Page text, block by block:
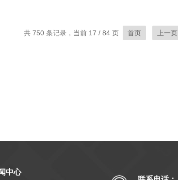
共 750 条记录，当前 17 / 84 页 首页 上一页
中心